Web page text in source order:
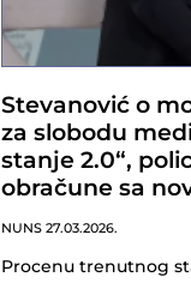
Stevanović o
za slobodu
stanje 2.0“,
obračune sa
NUNS 27.03.2026.
Procenu trenutnog